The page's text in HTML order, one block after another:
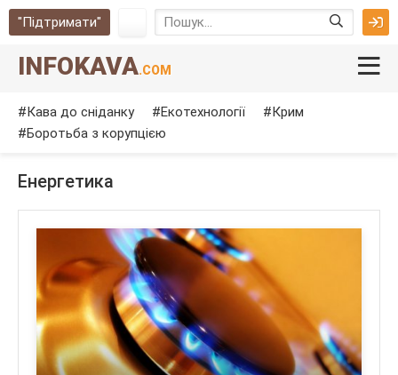
"Підтримати"
INFOKAVA.COM
Кава до сніданку Екотехнології
Крим
Боротьба з корупцією
Енергетика